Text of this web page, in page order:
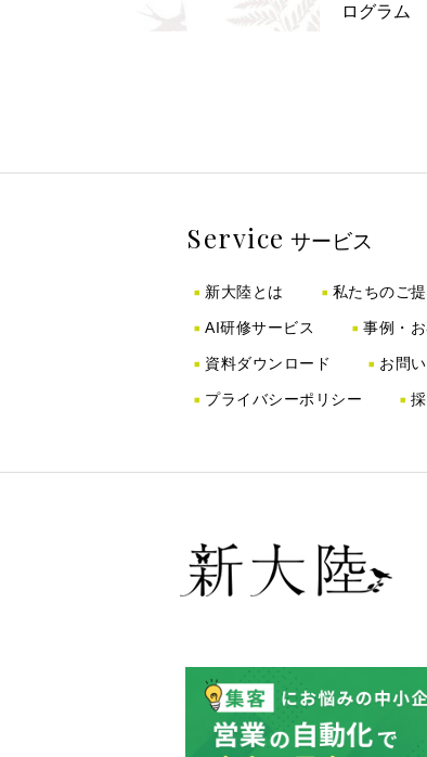
ログラム
Service サービス
新大陸とは 私たちのご
AI研修サービス 事例・
資料ダウンロード お問
プライバシーポリシー